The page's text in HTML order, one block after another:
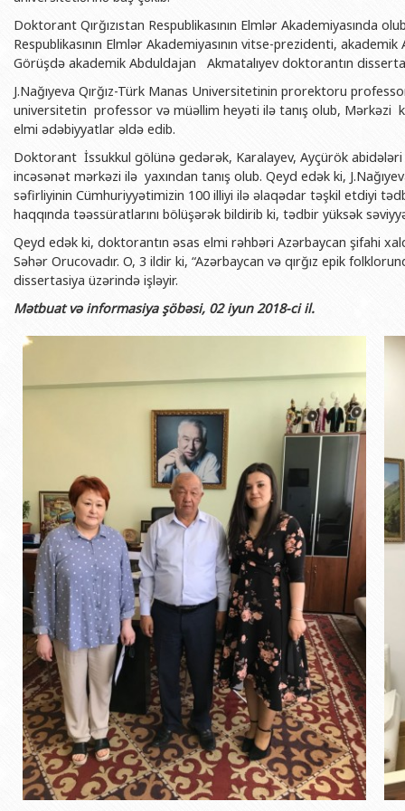
Fəxri doktorlarımız
BDU-da təhsil
BDU-da tədris olunan ixtisaslar
Universitet tarixinin ən mühüm hadisələri
Sənədlər və Müraciətlərlə iş
Maliyyə və təminat Departamenti
Keyfiyyətin təminatı, monitorinq
Mədəniyyət-yaradıcılıq Mərkəzi
İdman-sağlamlıq Mərkəzi
Filologiya fakültəsi
Beynəlxalq
Jurnalistika fakültəsi
İnformasiya və
Şərqşünasliq
Sosial elmlər və
Şəxsi
Doktorant Qırğızıstan Respublikasının Elmlər Akademiyasında
Respublikasının Elmlər Akademiyasının vitse-prezidenti,
Görüşdə akademik Abduldajan Akmatalıyev doktorantın
J.Nağıyeva Qırğız-Türk Manas Universitetinin prorektoru
universitetin professor və müəllim heyəti ilə tanış olub, Mərkəzi
elmi ədəbiyyatlar əldə edib.
Doktorant İssukkul gölünə gedərək, Karalayev, Ayçürök abidələri
incəsənət mərkəzi ilə yaxından tanış olub. Qeyd edək ki,
səfirliyinin Cümhuriyyətimizin 100 illiyi ilə əlaqədar təşkil etdiyi
haqqında təəssüratlarını bölüşərək bildirib ki, tədbir yüksək
Qeyd edək ki, doktorantın əsas elmi rəhbəri Azərbaycan şifahi
Səhər Orucovadır. O, 3 ildir ki, “Azərbaycan və qırğız epik
dissertasiya üzərində işləyir.
Mətbuat və informasiya şöbəsi, 02 iyun 2018-ci il.